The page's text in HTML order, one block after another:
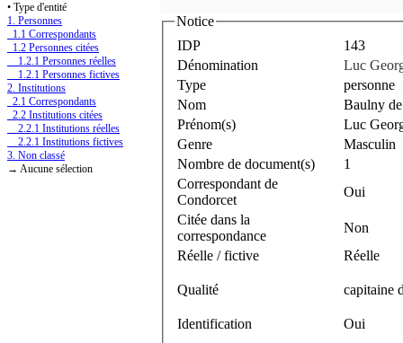
• Type d'entité
1. Personnes
1.1 Correspondants
1.2 Personnes citées
1.2.1 Personnes réelles
1.2.1 Personnes fictives
2. Institutions
2.1 Correspondants
2.2 Institutions citées
2.2.1 Institutions réelles
2.2.1 Institutions fictives
3. Non classé
→ Aucune sélection
Notice
IDP
143
Dénomination
Luc
Type
personne
Nom
Baulny
Prénom(s)
Luc
Genre
Masculin
Nombre de document(s)
1
Correspondant de
Condorcet
Oui
Citée dans la
correspondance
Non
Réelle / fictive
Réelle
Qualité capitaine
Identification Oui